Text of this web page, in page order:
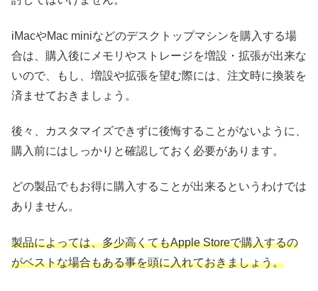
iMacやMac miniなどのデスクトップマシンを購入する場
合は、購入後にメモリやストレージを増設・拡張が出来な
いので、もし、増設や拡張を望む際には、注文時に換装を
済ませておきましょう。
後々、カスタマイズできずに後悔することがないように、
購入前にはしっかりと確認しておく必要があります。
どの製品でもお得に購入することが出来るというわけでは
ありません。
製品によっては、多少高くてもApple Storeで購入するの
がベストな場合もある事を頭に入れておきましょう。